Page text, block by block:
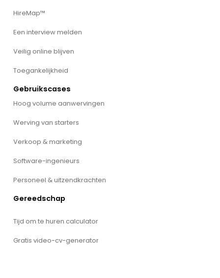
HireMap™
Een interview melden
Veilig online blijven
Toegankelijkheid
Gebruikscases
Hoog volume aanwervingen
Werving van starters
Verkoop & marketing
Software-ingenieurs
Personeel & uitzendkrachten
Gereedschap
Tijd om te huren calculator
Gratis video-cv-generator